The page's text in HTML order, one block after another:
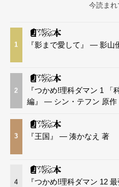
今読まれ
1 『影まで愛して』 — 影山
2
『つかめ!理科ダマン 1 「
編』 — シン・テフン 原作
3 『王国』 — 湊かなえ 著
4
『つかめ!理科ダマン 12